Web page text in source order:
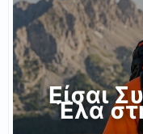
Είσαι
Έλα